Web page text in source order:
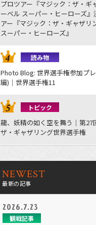
プロツアー『マジック：ザ・ギ
ーベル スーパー・ヒーローズ
アー『マジック：ザ・ギャザリ
スーパー・ヒーローズ』
読み物
Photo Blog: 世界選手権参加プ
編)｜世界選手権11
トピック
龍、妖精の如く空を舞う｜第27
ザ・ギャザリング世界選手権
NEWEST
最新の記事
2026.7.23
観戦記事